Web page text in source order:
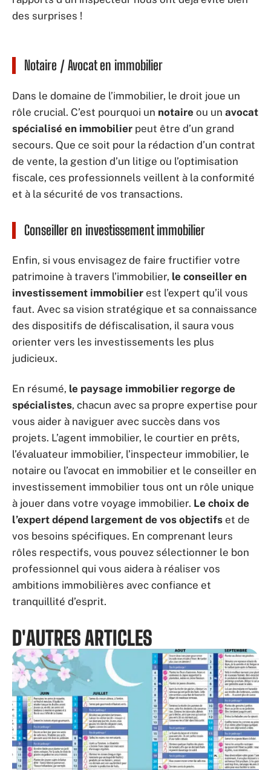
des surprises !
Notaire / Avocat en immobilier
Dans le domaine de l’immobilier, le droit joue un
rôle crucial. C’est pourquoi un notaire ou un avocat
spécialisé en immobilier peut être d’un grand
secours. Que ce soit pour la rédaction d’un contrat
de vente, la gestion d’un litige ou l’optimisation
fiscale, ces professionnels veillent à la conformité
et à la sécurité de vos transactions.
Conseiller en investissement immobilier
Enfin, si vous envisagez de faire fructifier votre
patrimoine à travers l’immobilier, le conseiller en
investissement immobilier est l’expert qu’il vous
faut. Avec sa vision stratégique et sa connaissance
des dispositifs de défiscalisation, il saura vous
orienter vers les investissements les plus
judicieux.
En résumé, le paysage immobilier regorge de
spécialistes, chacun avec sa propre expertise pour
vous aider à naviguer avec succès dans vos
projets. L’agent immobilier, le courtier en prêts,
l’évaluateur immobilier, l’inspecteur immobilier, le
notaire ou l’avocat en immobilier et le conseiller en
investissement immobilier tous ont un rôle unique
à jouer dans votre voyage immobilier. Le choix de
l’expert dépend largement de vos objectifs et de
vos besoins spécifiques. En comprenant leurs
rôles respectifs, vous pouvez sélectionner le bon
professionnel qui vous aidera à réaliser vos
ambitions immobilières avec confiance et
tranquillité d’esprit.
D'AUTRES ARTICLES